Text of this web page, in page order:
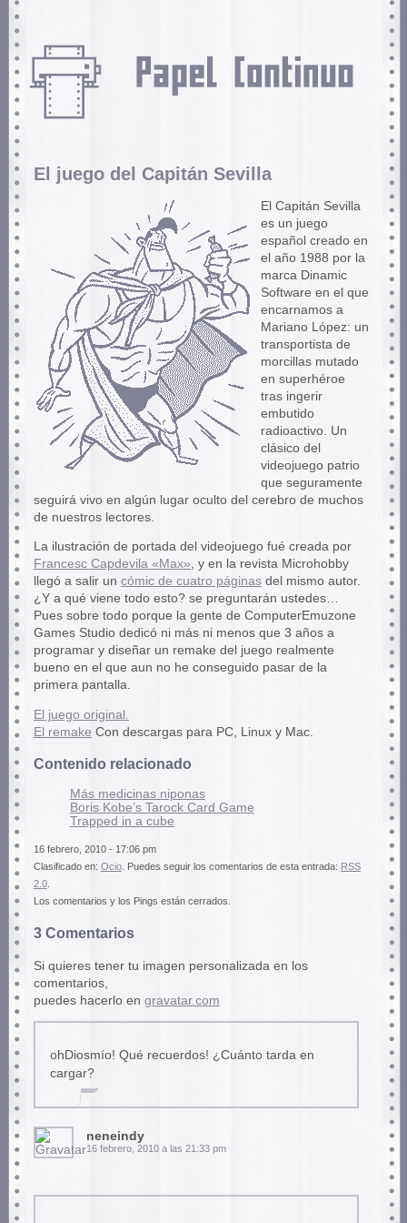
El juego del Capitán Sevilla
El Capitán Sevilla
es un juego
español creado en
el año 1988 por la
marca Dinamic
Software en el que
encarnamos a
Mariano López: un
transportista de
morcillas mutado
en superhéroe
tras ingerir
embutido
radioactivo. Un
clásico del
videojuego patrio
que seguramente
seguirá vivo en algún lugar oculto del cerebro de muchos
de nuestros lectores.
La ilustración de portada del videojuego fué creada por
Francesc Capdevila «Max», y en la revista Microhobby
llegó a salir un cómic de cuatro páginasdel mismo autor.
¿Y a qué viene todo esto? se preguntarán ustedes…
Pues sobre todo porque la gente de ComputerEmuzone
Games Studio dedicó ni más ni menos que 3 años a
programar y diseñar un remake del juego realmente
bueno en el que aun no he conseguido pasar de la
primera pantalla.
El juego original.
El remake Con descargas para PC, Linux y Mac.
Contenido relacionado
Más medicinas niponas
Boris Kobe’s Tarock Card Game
Trapped in a cube
16 febrero, 2010 - 17:06 pm
Clasificado en: Ocio. Puedes seguir los comentarios de esta entrada: RSS
2.0.
Los comentarios y los Pings están cerrados.
3 Comentarios
Si quieres tener tu imagen personalizada en los
comentarios,
puedes hacerlo en gravatar.com
ohDiosmío! Qué recuerdos! ¿Cuánto tarda en
cargar?
neneindy
16 febrero, 2010 a las 21:33 pm